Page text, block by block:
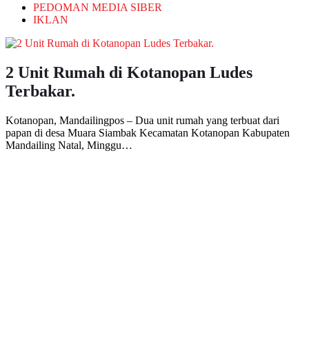
PEDOMAN MEDIA SIBER
IKLAN
2 Unit Rumah di Kotanopan Ludes
Terbakar.
Kotanopan, Mandailingpos – Dua unit rumah yang terbuat dari
papan di desa Muara Siambak Kecamatan Kotanopan Kabupaten
Mandailing Natal, Minggu…